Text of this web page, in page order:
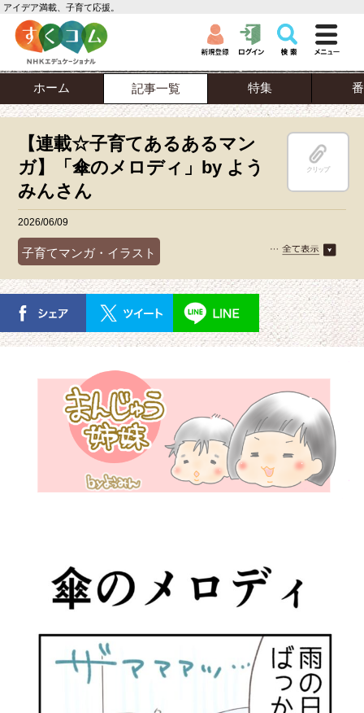
アイデア満載、子育て応援。
ホーム 記事一覧 特集
【連載☆子育てあるあるマン
ガ】「傘のメロディ」by よう
みんさん
クリップ
2026/06/09
子育てマンガ・イラスト